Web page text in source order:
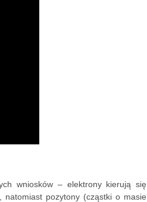
wniosków – elektrony kierują się
natomiast pozytony (cząstki o masie